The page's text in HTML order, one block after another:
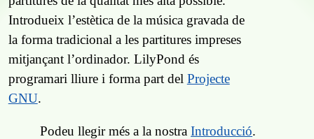
Introdueix l’estètica de la música gravada de
la forma tradicional a les partitures impreses
mitjançant l’ordinador. LilyPond és
programari lliure i forma part del Projecte
GNU.
Podeu llegir més a la nostraIntroducció.